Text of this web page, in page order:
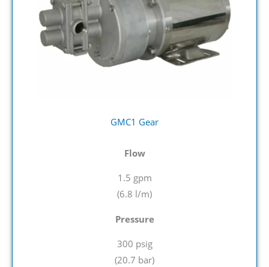
GMC1 Gear
Flow
1.5 gpm
(6.8 l/m)
Pressure
300 psig
(20.7 bar)